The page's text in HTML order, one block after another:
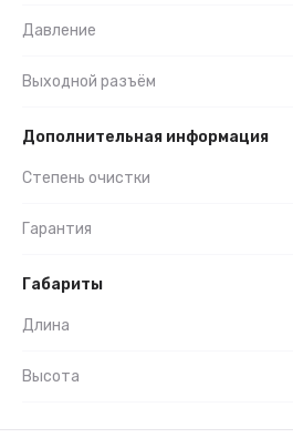
Давление
Выходной разъём
Дополнительная информация
Степень очистки
Гарантия
Габариты
Длина
Высота